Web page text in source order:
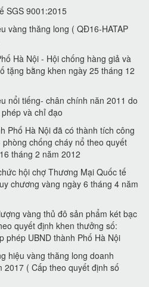
SGS 9001:2015
vàng thăng long ( QĐ16-HATAP
Hà Nội - Hội chống hàng giả và
tặng bằng khen ngày 25 tháng 12
nổi tiếng- chân chính năn 2011 do
và chỉ đạo
Phố Hà Nội đã có thành tích công
chống cháy nổ theo quyết
tháng 2 năm 2012
hội chợ Thương Mại Quốc tế
chương vàng ngày 6 tháng 4 năm
vàng thủ đô sản phẩm két bạc
quyết định khen thưởng số:
phép UBND thành Phố Hà Nội
hiệu vàng thăng long doanh
( Cấp theo quyết định số